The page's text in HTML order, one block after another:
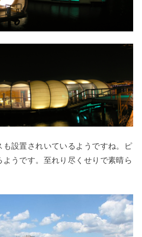
も設置されいているようですね。ピ
ようです。至れり尽くせりで素晴ら